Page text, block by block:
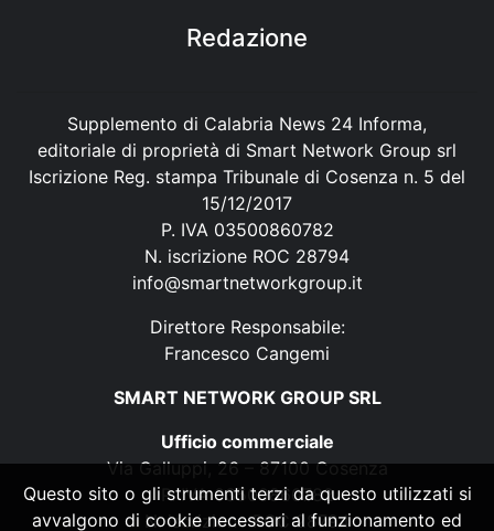
Redazione
Supplemento di Calabria News 24 Informa,
editoriale di proprietà di Smart Network Group srl
Iscrizione Reg. stampa Tribunale di Cosenza n. 5 del
15/12/2017
P. IVA 03500860782
N. iscrizione ROC 28794
info@smartnetworkgroup.it
Direttore Responsabile:
Francesco Cangemi
SMART NETWORK GROUP SRL
Ufficio commerciale
Via Galluppi, 26 – 87100 Cosenza
P. IVA 03500860782
N. iscrizione ROC 28794
Questo sito o gli strumenti terzi da questo utilizzati si
avvalgono di cookie necessari al funzionamento ed